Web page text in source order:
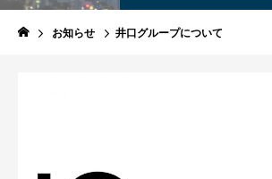
お知らせ 井口グループについて